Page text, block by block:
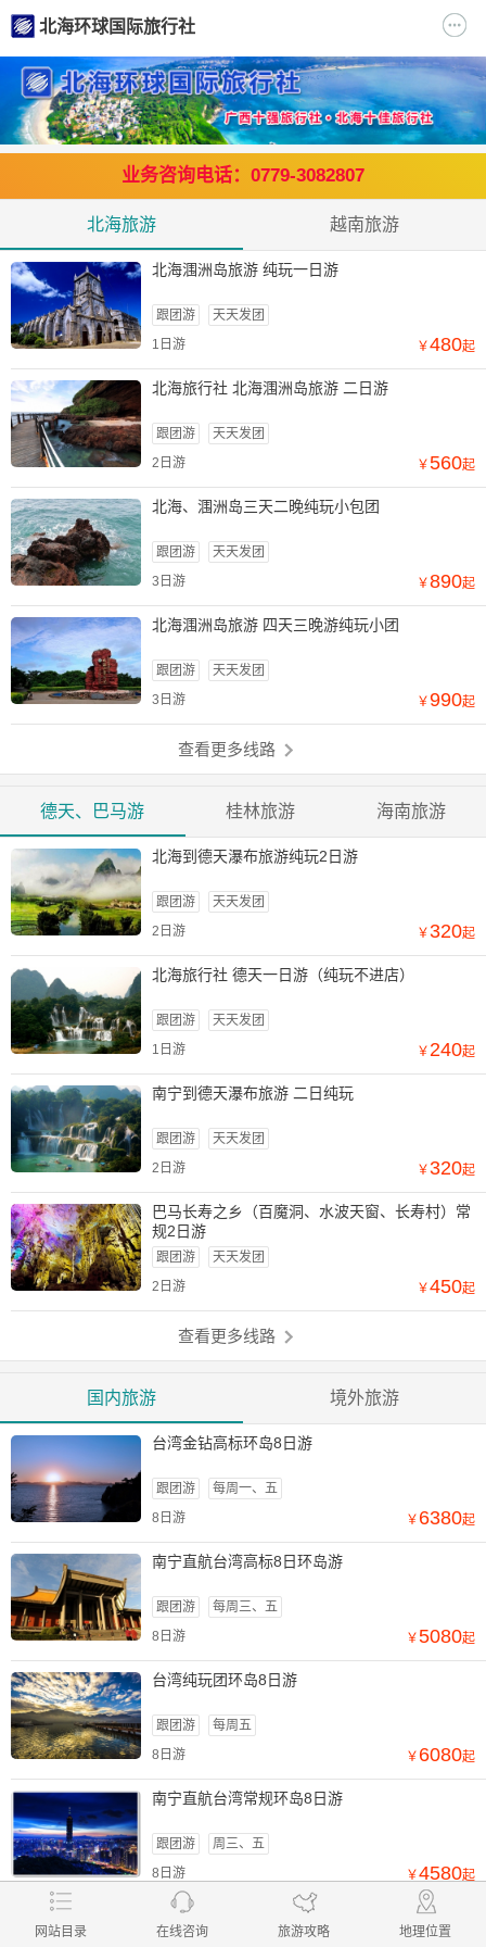
北海环球国际旅行社
业务咨询电话：0779-3082807
北海旅游 越南旅游
北海涠洲岛旅游 纯玩一日游
跟团游
天天发团
1日游
￥480起
北海旅行社 北海涠洲岛旅游 二日游
跟团游
天天发团
2日游
￥560起
北海、涠洲岛三天二晚纯玩小包团
跟团游
天天发团
3日游
￥890起
北海涠洲岛旅游 四天三晚游纯玩小团
跟团游
天天发团
3日游
￥990起
查看更多线路
德天、巴马游 桂林旅游 海南旅游
北海到德天瀑布旅游纯玩2日游
跟团游
天天发团
2日游
￥320起
北海旅行社 德天一日游（纯玩不进店）
跟团游
天天发团
1日游
￥ 240起
南宁到德天瀑布旅游 二日纯玩
跟团游
天天发团
2日游
￥320起
巴马长寿之乡（百魔洞、水波天窗、长寿村）常
规2日游
跟团游
天天发团
2日游
￥450起
查看更多线路
国内旅游 境外旅游
台湾金钻高标环岛8日游
跟团游
每周一、五
8日游
￥ 6380起
南宁直航台湾高标8日环岛游
跟团游
每周三、五
8日游
￥5080起
台湾纯玩团环岛8日游
跟团游
每周五
8日游
￥ 6080起
南宁直航台湾常规环岛8日游
跟团游
周三、五
8日游
￥4580起
查看更多线路
网站目录 在线咨询 旅游攻略 地理位置
在线咨询